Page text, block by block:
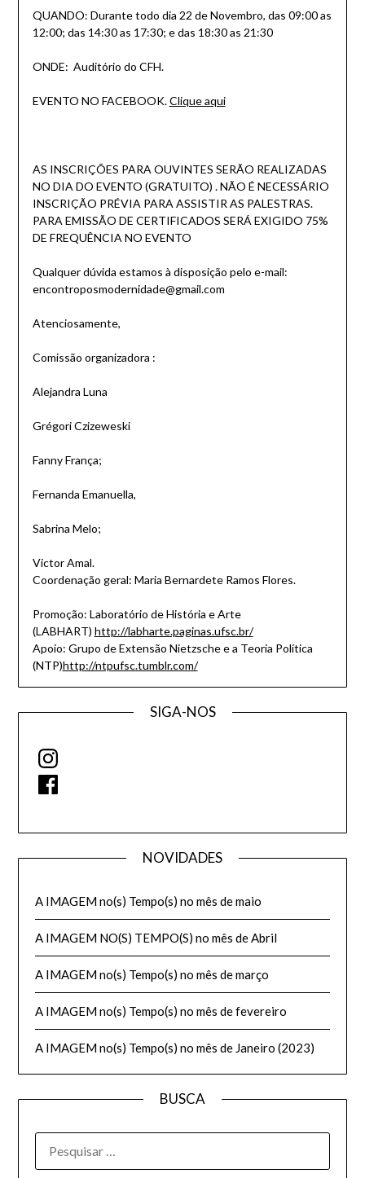
QUANDO: Durante todo dia 22 de Novembro, das 09:00 as
12:00; das 14:30 as 17:30; e das 18:30 as 21:30
ONDE: Auditório do CFH.
EVENTO NO FACEBOOK.Clique aqui
AS INSCRIÇÕES PARA OUVINTES SERÃO REALIZADAS
NO DIA DO EVENTO (GRATUITO) . NÃO É NECESSÁRIO
INSCRIÇÃO PRÉVIA PARA ASSISTIR AS PALESTRAS.
PARA EMISSÃO DE CERTIFICADOS SERÁ EXIGIDO 75%
DE FREQUÊNCIA NO EVENTO
Qualquer dúvida estamos à disposição pelo e-mail:
encontroposmodernidade@gmail.com
Atenciosamente,
Comissão organizadora :
Alejandra Luna
Grégori Czizeweski
Fanny França;
Fernanda Emanuella,
Sabrina Melo;
Victor Amal.
Coordenação geral: Maria Bernardete Ramos Flores.
Promoção: Laboratório de História e Arte
(LABHART) http://labharte.paginas.ufsc.br/
Apoio: Grupo de Extensão Nietzsche e a Teoria Política
(NTP)http://ntpufsc.tumblr.com/
SIGA-NOS
Instagram
Facebook
NOVIDADES
A IMAGEM no(s) Tempo(s) no mês de maio
A IMAGEM NO(S) TEMPO(S) no mês de Abril
A IMAGEM no(s) Tempo(s) no mês de março
A IMAGEM no(s) Tempo(s) no mês de fevereiro
A IMAGEM no(s) Tempo(s) no mês de Janeiro (2023)
BUSCA
POR: